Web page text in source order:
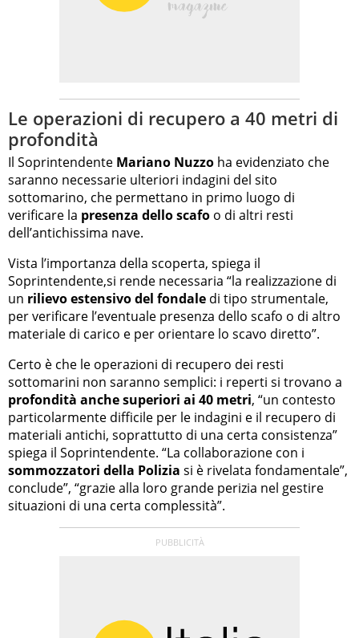
Le operazioni di recupero a 40 metri di
profondità
Il Soprintendente Mariano Nuzzo ha evidenziato che
saranno necessarie ulteriori indagini del sito
sottomarino, che permettano in primo luogo di
verificare la presenza dello scafo o di altri resti
dell’antichissima nave.
Vista l’importanza della scoperta, spiega il
Soprintendente,si rende necessaria “la realizzazione di
un rilievo estensivo del fondale di tipo strumentale,
per verificare l’eventuale presenza dello scafo o di altro
materiale di carico e per orientare lo scavo diretto”.
Certo è che le operazioni di recupero dei resti
sottomarini non saranno semplici: i reperti si trovano a
profondità anche superiori ai 40 metri, “un contesto
particolarmente difficile per le indagini e il recupero di
materiali antichi, soprattutto di una certa consistenza”
spiega il Soprintendente. “La collaborazione con i
sommozzatori della Polizia si è rivelata fondamentale”,
conclude”, “grazie alla loro grande perizia nel gestire
situazioni di una certa complessità”.